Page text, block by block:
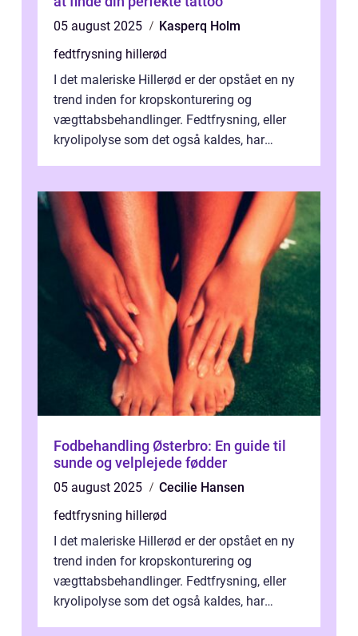
05 august 2025
Kasperq Holm
fedtfrysning hillerød
I det maleriske Hillerød er der opstået en ny
trend inden for kropskonturering og
vægttabsbehandlinger. Fedtfrysning, eller
kryolipolyse som det også kaldes, har
Fodbehandling Østerbro: En guide til
sunde og velplejede fødder
05 august 2025
Cecilie Hansen
fedtfrysning hillerød
I det maleriske Hillerød er der opstået en ny
trend inden for kropskonturering og
vægttabsbehandlinger. Fedtfrysning, eller
kryolipolyse som det også kaldes, har